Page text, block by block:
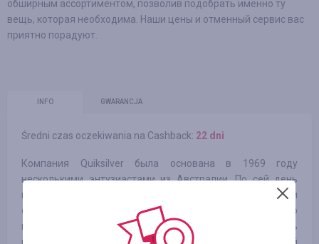
обширным ассортиментом, позволив подобрать именно ту
вещь, которая необходима. Наши цены и отменный сервис вас
приятно порадуют.
INFO GWARANCJA
Średni czas oczekiwania na Cashback: 22 dni
Компания Quiksilver была основана в 1969 году
несколькими энтузиастами из Австралии. По сей день
верные уникальному серфовому образу жизни, что вели
основатели марки и что так вдохновлял их, мы ставим во
главу угла аутентичность и инновации. Нашу суть